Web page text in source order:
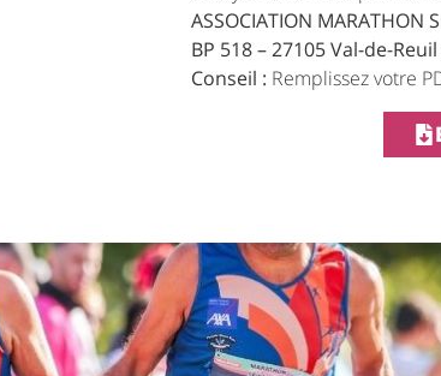
ASSOCIATION MARATHON
BP 518 – 27105 Val-de-
Conseil : Remplissez votre